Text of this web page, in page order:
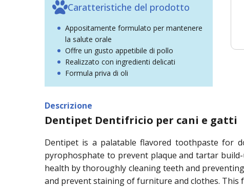
Caratteristiche del prodotto
Appositamente formulato per mantenere
la salute orale
Offre un gusto appetibile di pollo
Realizzato con ingredienti delicati
Formula priva di oli
Descrizione
Dentipet Dentifricio per cani e gatti
Dentipet is a palatable flavored toothpaste for
pyrophosphate to prevent plaque and tartar
health by thoroughly cleaning teeth and
and prevent staining of furniture and clothes. This